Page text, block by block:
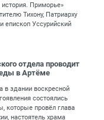
Приморье»
Тихону, Патриарху
епископ Уссурийский
отдела проводит
в Артёме
в здании воскресной
состоялись
которые провёл глава
настоятель храма